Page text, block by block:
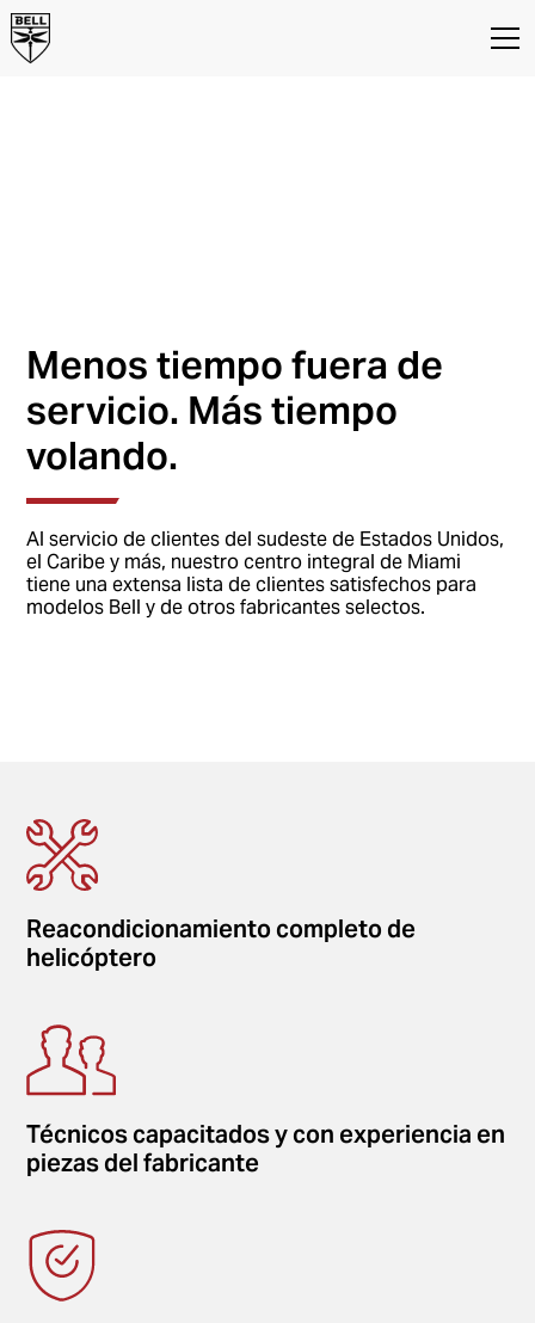
Centro de Servicios
de Florida
Menos tiempo fuera de
servicio. Más tiempo
volando.
Al servicio de clientes del sudeste de Estados Unidos,
el Caribe y más, nuestro centro integral de Miami
tiene una extensa lista de clientes satisfechos para
modelos Bell y de otros fabricantes selectos.
Reacondicionamiento completo de
helicóptero
Técnicos capacitados y con experiencia en
piezas del fabricante